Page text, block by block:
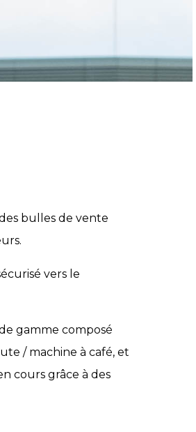
bulles de vente
vers le
gamme composé
/ machine à café, et
cours grâce à des